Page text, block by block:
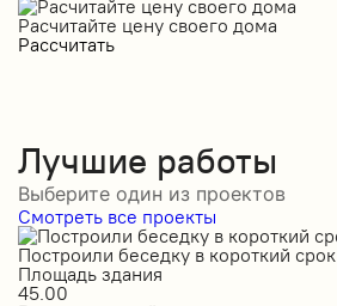
Расчитайте цену своего дома
Рассчитать
Лучшие работы
Выберите один из проектов
Смотреть все проекты
Построили беседку в короткий срок
Площадь здания
45.00